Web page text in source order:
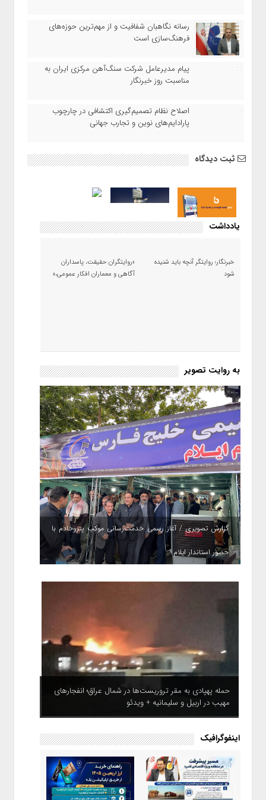
رسانه نگاهبان شفافیت و از مهم‌ترین حوزه‌های
فرهنگ‌سازی است
پیام مدیرعامل شرکت سنگ‌آهن مرکزی ایران به
مناسبت روز خبرنگار
اصلاح نظام تصمیم‌گیری اکتشافی در چارچوب
پارادایم‌های نوین و تجارب جهانی
ثبت دیدگاه
یادداشت
خبرنگار؛ روایتگر آنچه باید شنیده
شود
«روایتگران حقیقت، پاسداران
آگاهی و معماران افکار عمومی،»
به روایت تصویر
گزارش تصویری / آغاز رسمی خدمت‌رسانی موکب پتروخادم با
حضور استاندار ایلام
حمله پهپادی به مقر تروریست‌ها در شمال عراق؛ انفجارهای
مهیب در اربیل و سلیمانیه + ویدئو
اینفوگرافیک